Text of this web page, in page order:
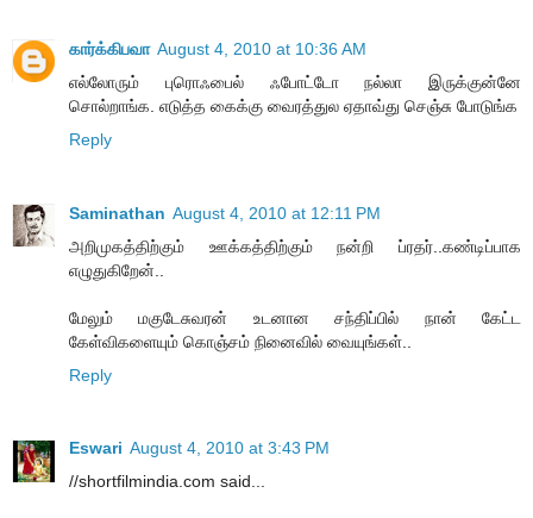
கார்க்கிபவா August 4, 2010 at 10:36 AM
எல்லோரும் புரொஃபைல் ஃபோட்டோ நல்லா இருக்குன்னே
சொல்றாங்க. எடுத்த கைக்கு வைரத்துல ஏதாவ்து செஞ்சு போடுங்க
Reply
Saminathan August 4, 2010 at 12:11 PM
அறிமுகத்திற்கும் ஊக்கத்திற்கும் நன்றி ப்ரதர்..கண்டிப்பாக
எழுதுகிறேன்..
மேலும் மகுடேசுவரன் உடனான சந்திப்பில் நான் கேட்ட
கேள்விகளையும் கொஞ்சம் நினைவில் வையுங்கள்..
Reply
Eswari August 4, 2010 at 3:43 PM
//shortfilmindia.com said...